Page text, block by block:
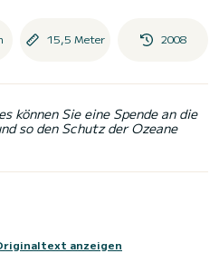
15,5 Meter 2008
können Sie eine Spende an die
so den Schutz der Ozeane
anzeigen